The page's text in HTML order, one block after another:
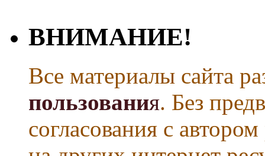
ВНИМАНИЕ!
Все материалы сайта
пользования. Без
согласования с